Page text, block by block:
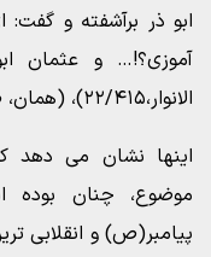
ابو ذر برآشفته و
آموزی؟!… و عثمان
الانوار،۲۲/۴۱۵)، (همان، ص۸۴)
اینها نشان می دهد
موضوع، چنان
پیامبر(ص) و انقلابی